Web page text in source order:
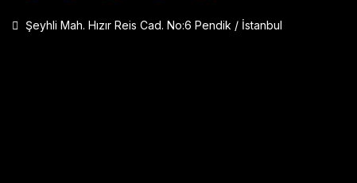
Şeyhli Mah. Hızır Reis Cad. No:6 Pendik / İstanbul